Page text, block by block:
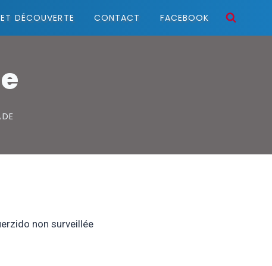
DÉCOUVERTE CONTACT FACEBOOK
non surveillée